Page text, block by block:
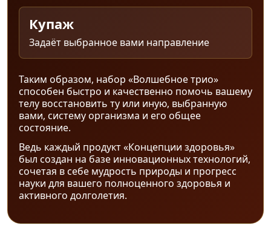
Купаж
Задаёт выбранное вами направление
Таким образом, набор «Волшебное трио»
способен быстро и качественно помочь вашему
телу восстановить ту или иную, выбранную
вами, систему организма и его общее
состояние.
Ведь каждый продукт «Концепции здоровья»
был создан на базе инновационных технологий,
сочетая в себе мудрость природы и прогресс
науки для вашего полноценного здоровья и
активного долголетия.